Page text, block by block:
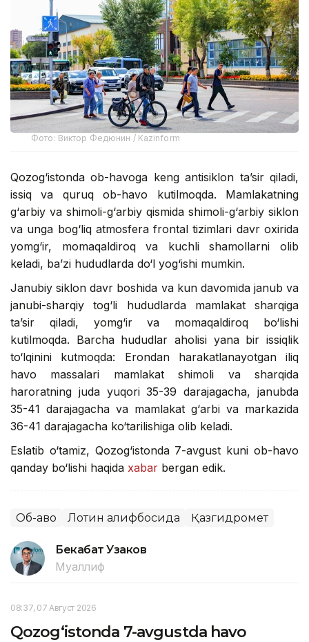
Фото: Виктор Федюнин / Kazinform
Qozog‘istonda ob-havoga keng antisiklon ta’sir qiladi,
issiq va quruq ob-havo kutilmoqda. Mamlakatning
g‘arbiy va shimoli-g‘arbiy qismida shimoli-g‘arbiy siklon
va unga bog‘liq atmosfera frontal tizimlari davr oxirida
yomg‘ir, momaqaldiroq va kuchli shamollarni olib
keladi, ba’zi hududlarda do‘l yog‘ishi mumkin.
Janubiy siklon davr boshida va kun davomida janub va
janubi-sharqiy tog‘li hududlarda mamlakat sharqiga
ta’sir qiladi, yomg‘ir va momaqaldiroq bo‘lishi
kutilmoqda. Barcha hududlar aholisi yana bir issiqlik
to‘lqinini kutmoqda: Erondan harakatlanayotgan iliq
havo massalari mamlakat shimoli va sharqida
haroratning juda yuqori 35-39 darajagacha, janubda
35-41 darajagacha va mamlakat g‘arbi va markazida
36-41 darajagacha ko‘tarilishiga olib keladi.
Eslatib o‘tamiz, Qozog‘istonda 7-avgust kuni ob-havo
qanday bo‘lishi haqida xabar bergan edik.
Об-ҳаво Лотин алифбосида Қазгидромет
Бекабат Узаков
Муаллиф
08:37, 07 Август 2026
Qozog‘istonda 7-avgustda havo